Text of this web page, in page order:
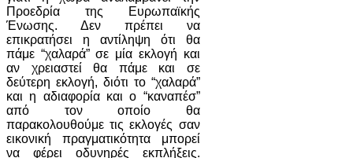
Προεδρία της Ευρωπαϊκής
Ένωσης. Δεν πρέπει να
επικρατήσει η αντίληψη ότι θα
πάμε “χαλαρά” σε μία εκλογή και
αν χρειαστεί θα πάμε και σε
δεύτερη εκλογή, διότι το “χαλαρά”
και η αδιαφορία και ο “καναπέσ”
από τον οποίο θα
παρακολουθούμε τις εκλογές σαν
εικονική πραγματικότητα μπορεί
να φέρει οδυνηρές εκπλήξεις.